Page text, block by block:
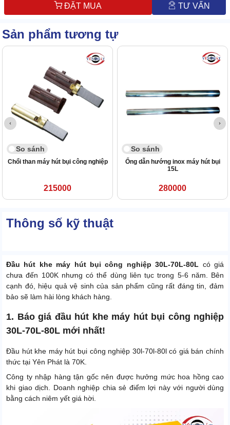
ĐẶT MUA TƯ VẤN
Sản phẩm tương tự
So sánh
Chổi than máy hút bụi công nghiệp
215000
So sánh
Ống dẫn hướng inox máy hút bụi
15L
280000
Thông số kỹ thuật
Đầu hút khe máy hút bụi công nghiệp 30L-70L-80L có giá
chưa đến 100K nhưng có thể dùng liên tục trong 5-6 năm. Bên
cạnh đó, hiệu quả vệ sinh của sản phẩm cũng rất đáng tin, đảm
bảo sẽ làm hài lòng khách hàng.
1. Báo giá đầu hút khe máy hút bụi công nghiệp
30L-70L-80L mới nhất!
Đầu hút khe máy hút bụi công nghiệp 30l-70l-80l có giá bán chính
thức tại Yên Phát là 70K.
Công ty nhập hàng tận gốc nên được hưởng mức hoa hồng cao
khi giao dịch. Doanh nghiệp chia sẻ điểm lợi này với người dùng
bằng cách niêm yết giá hời.